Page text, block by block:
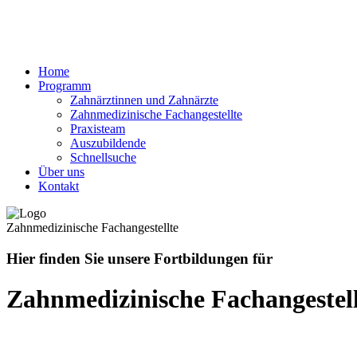
Home
Programm
Zahnärztinnen und Zahnärzte
Zahnmedizinische Fachangestellte
Praxisteam
Auszubildende
Schnellsuche
Über uns
Kontakt
Zahnmedizinische Fachangestellte
Hier finden Sie unsere Fortbildungen für
Zahnmedizinische